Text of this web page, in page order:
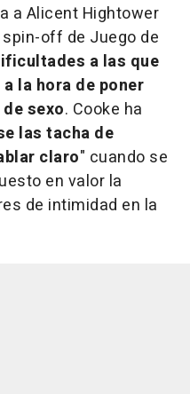
a Alicent Hightower
spin-off de Juego de
a las que
la hora de poner
sexo. Cooke ha
las tacha de
claro" cuando se
en valor la
de intimidad en la